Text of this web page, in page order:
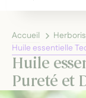
Accueil
Huile essentielle
Huile
Pureté et